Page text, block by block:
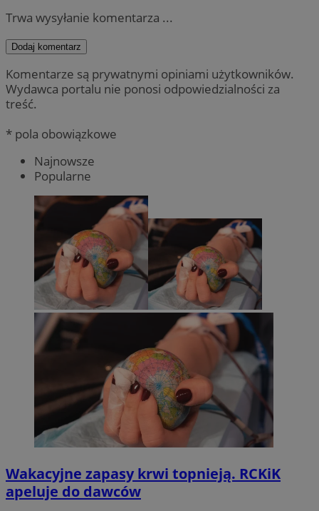
Trwa wysyłanie komentarza ...
Dodaj komentarz
Komentarze są prywatnymi opiniami użytkowników.
Wydawca portalu nie ponosi odpowiedzialności za
treść.
* pola obowiązkowe
Najnowsze
Popularne
Wakacyjne zapasy krwi topnieją. RCKiK
apeluje do dawców